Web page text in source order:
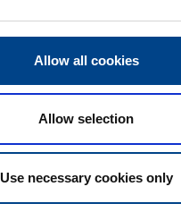
Allow all cookies
Allow selection
Use necessary cookies only